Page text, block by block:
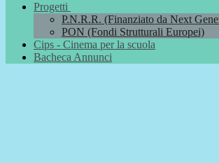
Progetti
P.N.R.R. (Finanziato da Next
PON (Fondi Strutturali Europei)
Cips - Cinema per la scuola
Bacheca Annunci